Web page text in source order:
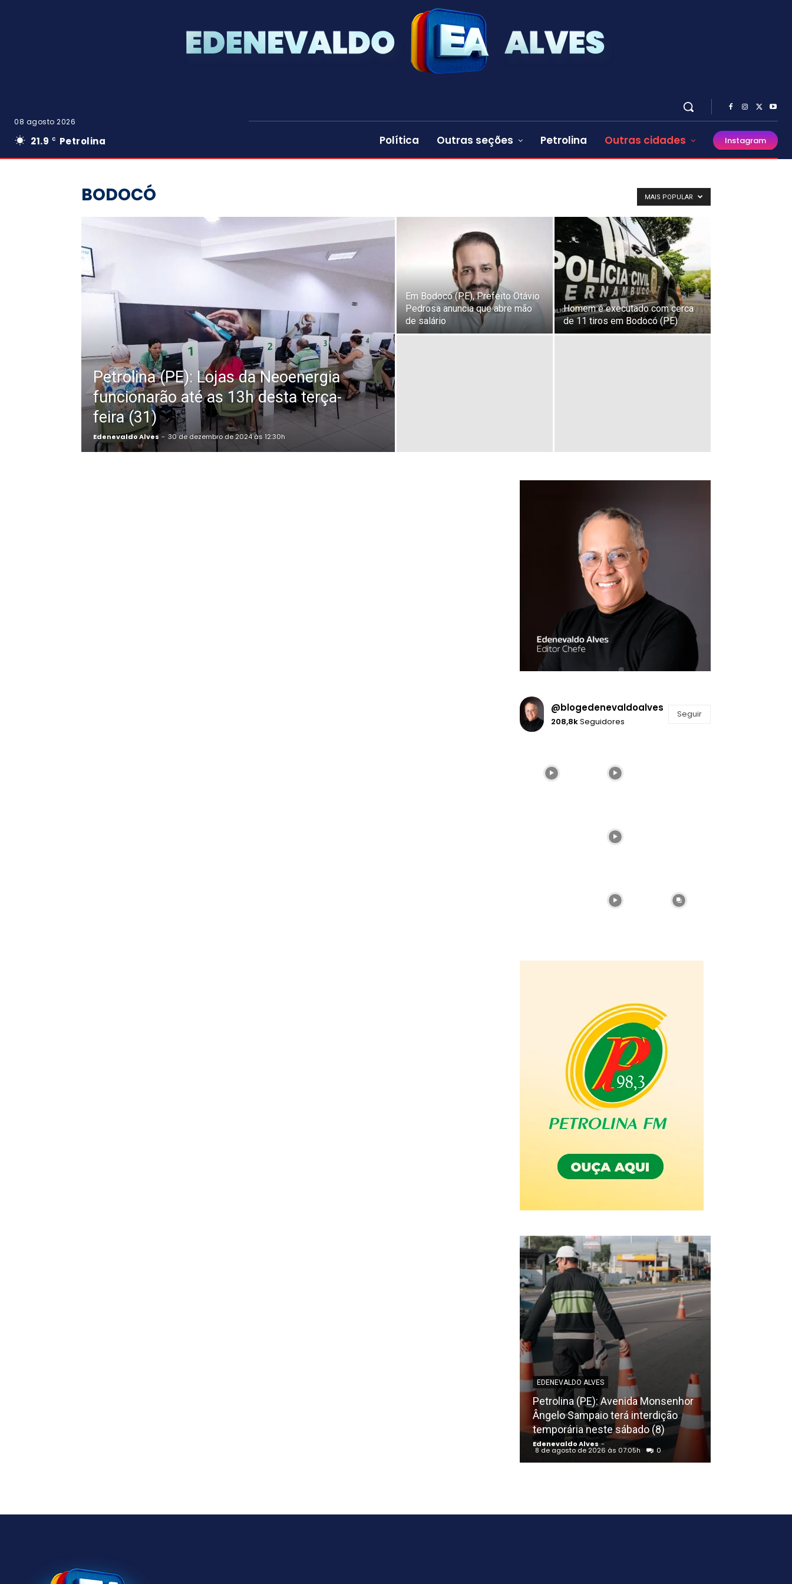
08 agosto 2026
21.9 C Petrolina Política Outras seções Petrolina Outras cidades Instagram
BODOCÓ MAIS POPULAR
Petrolina (PE): Lojas da Neoenergia
funcionarão até as 13h desta terça-
feira (31)
Edenevaldo Alves - 30 de dezembro de 2024 às 12:30h
Em Bodocó (PE), Prefeito Otávio
Pedrosa anuncia que abre mão
de salário
Homem é executado com cerca
de 11 tiros em Bodocó (PE)
@blogedenevaldoalves
208,8kSeguidores
Seguir
EDENEVALDO ALVES
Petrolina (PE): Avenida Monsenhor
Ângelo Sampaio terá interdição
temporária neste sábado (8)
Edenevaldo Alves -
8 de agosto de 2026 às 07:05h 0